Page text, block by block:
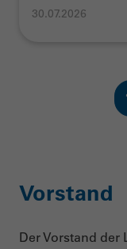
30.07.2026
Vorstand
Der Vorstand der